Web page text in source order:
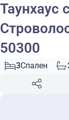
Таунхаус
50300
3Спален